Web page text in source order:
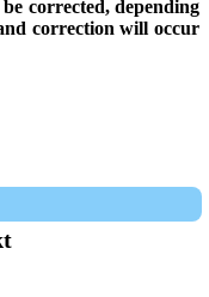
corrected, depending
correction will occur